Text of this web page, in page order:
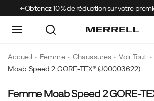
Obtenez 10 % de réduction sur votre
Accueil Femme Chaussures
Voir Tout
Moab Speed 2 GORE-TEX® (J00003622)
La
https://www.merrell.com/BE/fr_BE/moab-
Femme Moab Speed 2 GORE-